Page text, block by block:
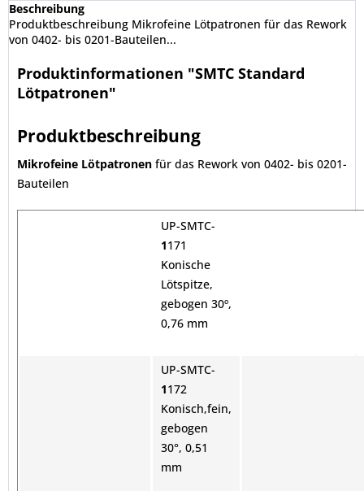
Beschreibung
Produktbeschreibung Mikrofeine Lötpatronen für das Rework
von 0402- bis 0201-Bauteilen...
Produktinformationen "SMTC Standard
Lötpatronen"
Produktbeschreibung
Mikrofeine Lötpatronen für das Rework von 0402- bis 0201-
Bauteilen
UP-SMTC-
1171
Konische
Lötspitze,
gebogen 30º,
0,76 mm
UP-SMTC-
1172
Konisch,fein,
gebogen
30°, 0,51
mm